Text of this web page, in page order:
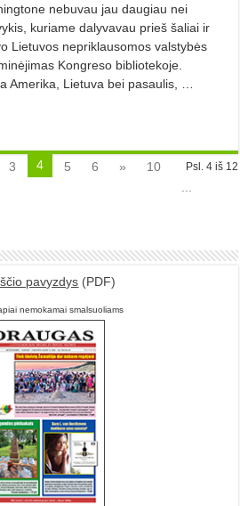
nebuvau jau daugiau nei
kuriame dalyvavau prieš šaliai ir
Lietuvos nepriklauso­mos valstybės
Kongreso bibliotekoje.
Amerika, Lietu­va bei pasaulis, …
Psl. 4 iš 12
3 4 5 6 »
10
pavyzdys (PDF)
nemokamai smalsuoliams